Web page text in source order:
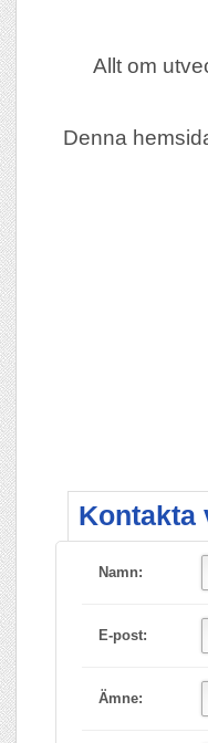
Allt om
Denna
Kontakta
Namn:
E-post:
Ämne: